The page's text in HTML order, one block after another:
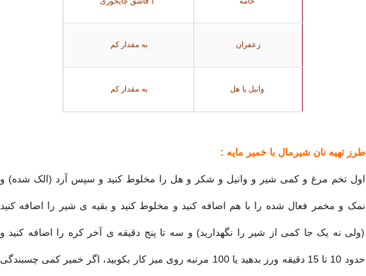
زعفران به مقدار کم
وانیل یا هل به مقدار کم
طرز تهيه نان شیرمال با خمیر مایه :
اول تخم مرغ و كمى شیر و وانيل و شكر و هل را مخلوط كنيد و سپس آرد (الک شده) و
نمک و مخمر فعال شده را با هم اضافه كنيد و مخلوط كنيد و بقيه ى شیر را اضافه كنيد
(ولى نه يک جا كمى از شیر را نگهداريد) و سه تا پنج دقيقه ى آخر كره را اضافه كنيد و
حدود 10 تا 15 دقيقه ورز بدهيد يا 100 مرتبه روى ميز كار بكوبيد، اگر خمير كمى چسبندگى